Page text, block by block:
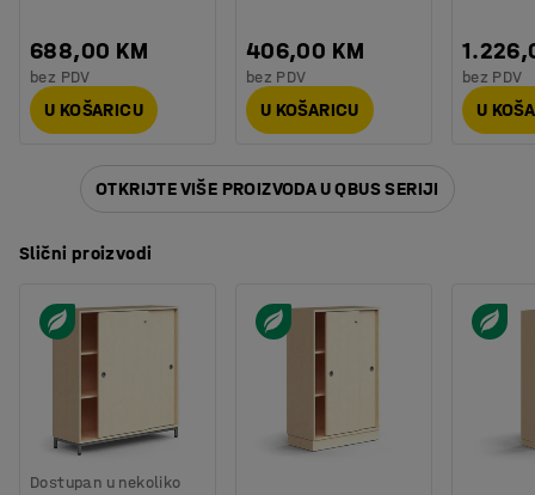
688,00 KM
bez PDV
U KOŠARICU
406,00 KM
bez PDV
U KOŠARICU
bez PDV
U
OTKRIJTE VIŠE PROIZVODA U QBUS SERIJI
Slični proizvodi
Dostupan u nekoliko